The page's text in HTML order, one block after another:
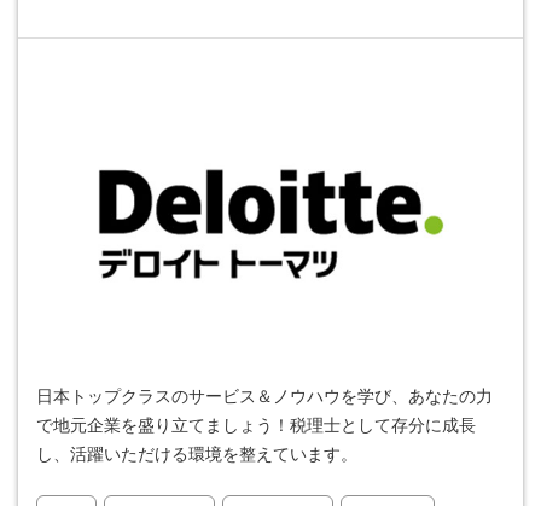
日本トップクラスのサービス＆ノウハウを学び、あなたの力
で地元企業を盛り立てましょう！税理士として存分に成長
し、活躍いただける環境を整えています。